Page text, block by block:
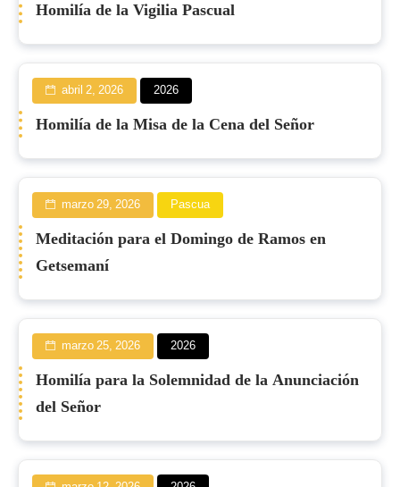
Homilía de la Vigilia Pascual
abril 2, 2026 2026
Homilía de la Misa de la Cena del Señor
marzo 29, 2026 Pascua
Meditación para el Domingo de Ramos en
Getsemaní
marzo 25, 2026 2026
Homilía para la Solemnidad de la Anunciación
del Señor